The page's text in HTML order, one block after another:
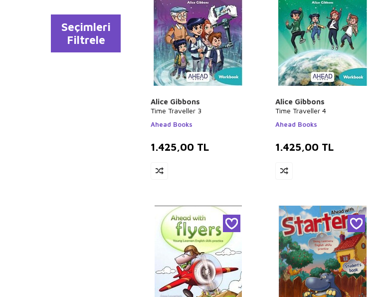
Seçimleri
Filtrele
Alice Gibbons
Time Traveller 3
Ahead Books
1.425,00 TL
Alice Gibbons
Time Traveller 4
Ahead Books
1.425,00 TL